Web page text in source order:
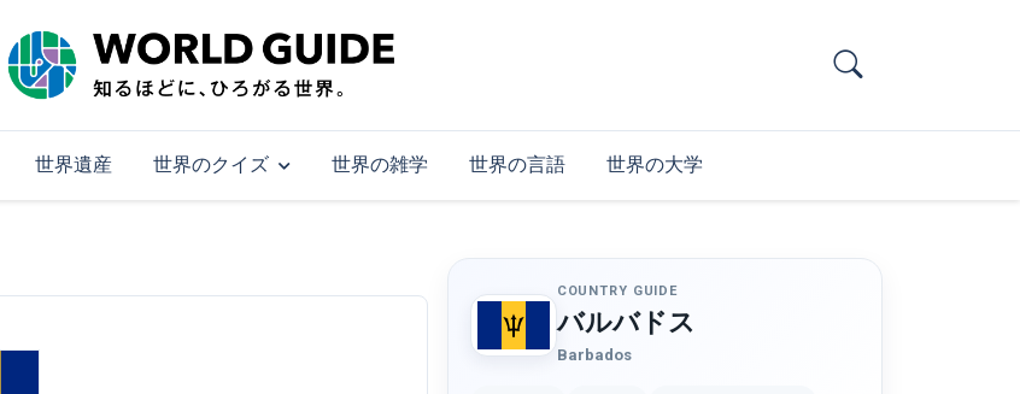
世界遺産 世界のクイズ 世界の雑学 世界の言語 世界の大学
COUNTRY GUIDE
バルバドス
Barbados